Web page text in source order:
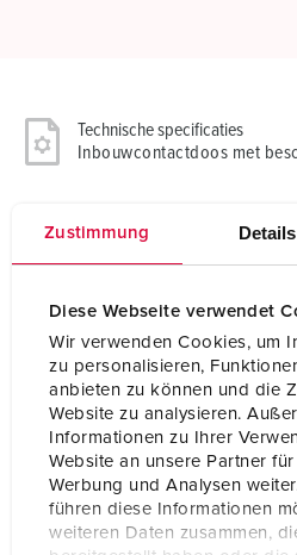
Zustimmung Details
Diese Webseite verwendet
Wir verwenden Cookies, um
zu personalisieren,
anbieten zu können und die
Website zu analysieren.
Informationen zu Ihrer
Website an unsere Partner
Werbung und Analysen
führen diese Informationen
weiteren Daten zusammen,
Technische specificaties
Inbouwcontactdoos met
Polen
Voltage
Aansluittechniek
Contacten
Beschermingsgraad
Kinderbeveiliging